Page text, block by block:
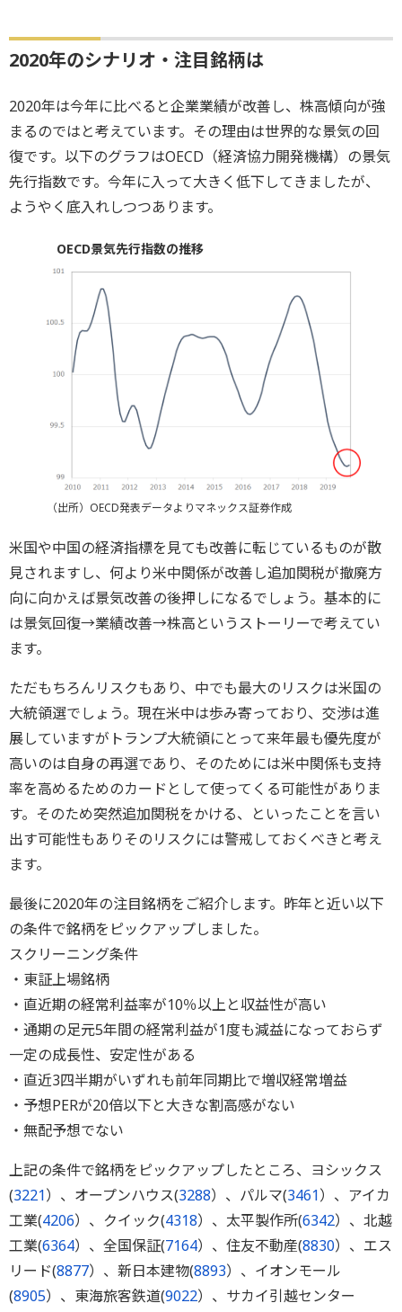
2020年のシナリオ・注目銘柄は
2020年は今年に比べると企業業績が改善し、株高傾向が強
まるのではと考えています。その理由は世界的な景気の回
復です。以下のグラフはOECD（経済協力開発機構）の景気
先行指数です。今年に入って大きく低下してきましたが、
ようやく底入れしつつあります。
OECD景気先行指数の推移
（出所）OECD発表データよりマネックス証券作成
米国や中国の経済指標を見ても改善に転じているものが散
見されますし、何より米中関係が改善し追加関税が撤廃方
向に向かえば景気改善の後押しになるでしょう。基本的に
は景気回復→業績改善→株高というストーリーで考えてい
ます。
ただもちろんリスクもあり、中でも最大のリスクは米国の
大統領選でしょう。現在米中は歩み寄っており、交渉は進
展していますがトランプ大統領にとって来年最も優先度が
高いのは自身の再選であり、そのためには米中関係も支持
率を高めるためのカードとして使ってくる可能性がありま
す。そのため突然追加関税をかける、といったことを言い
出す可能性もありそのリスクには警戒しておくべきと考え
ます。
最後に2020年の注目銘柄をご紹介します。昨年と近い以下
の条件で銘柄をピックアップしました。
スクリーニング条件
・東証上場銘柄
・直近期の経常利益率が10％以上と収益性が高い
・通期の足元5年間の経常利益が1度も減益になっておらず
一定の成長性、安定性がある
・直近3四半期がいずれも前年同期比で増収経常増益
・予想PERが20倍以下と大きな割高感がない
・無配予想でない
上記の条件で銘柄をピックアップしたところ、ヨシックス
(3221）、オープンハウス(3288）、パルマ(3461）、アイカ
工業(4206）、クイック(4318）、太平製作所(6342）、北越
工業(6364）、全国保証(7164）、住友不動産(8830）、エス
リード(8877）、新日本建物(8893）、イオンモール
(8905）、東海旅客鉄道(9022）、サカイ引越センター